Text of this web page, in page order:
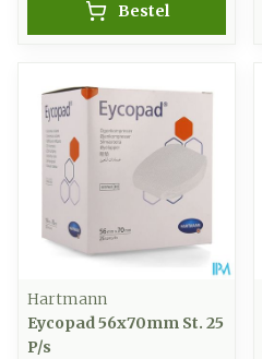
Bestel
Hartmann
Eycopad 56x70mm St. 25
P/s